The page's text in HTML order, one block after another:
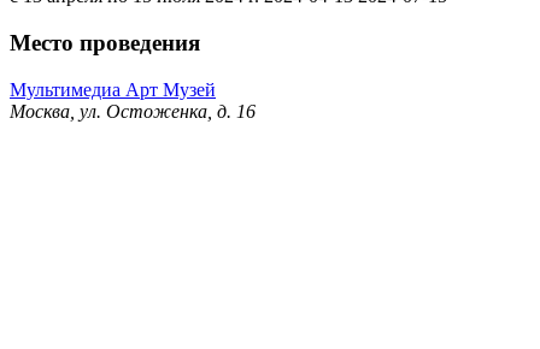
Место проведения
Мультимедиа Арт Музей
Москва, ул. Остоженка, д. 16